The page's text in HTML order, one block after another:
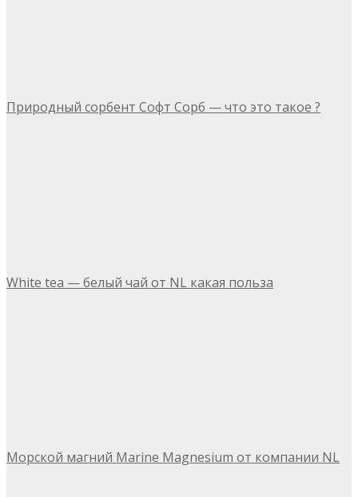
Природный сорбент Софт Сорб — что это такое ?
White tea — белый чай от NL какая польза
Морской магний Marine Magnesium от компании NL